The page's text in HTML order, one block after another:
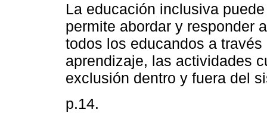
La educación inclusiva
permite abordar y responder
todos los educandos a
aprendizaje, las actividades
exclusión dentro y fuera del
p.14.